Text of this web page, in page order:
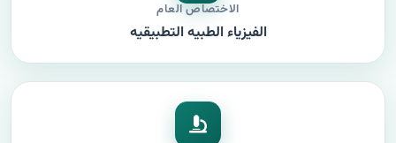
الاختصاص العام
الفيزياء الطبيه التطبيقيه